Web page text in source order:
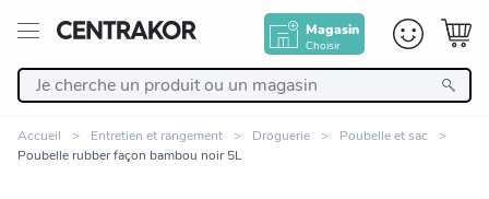
Magasin
Choisir
Accueil Entretien et rangement Droguerie
Poubelle et sac
Poubelle rubber façon bambou noir 5L